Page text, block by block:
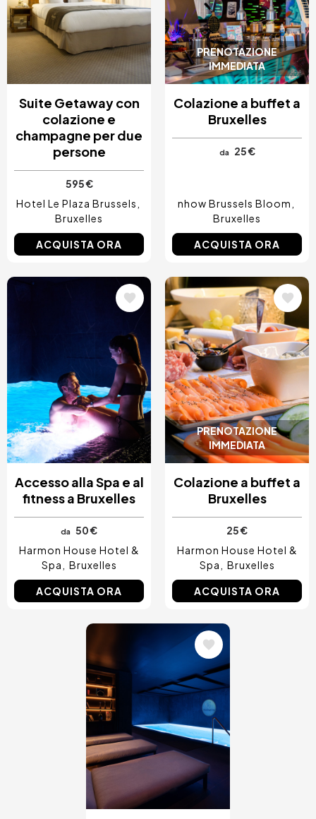
Suite Getaway con
colazione e
champagne per due
persone
595 €
Hotel Le Plaza Brussels
Bruxelles
ACQUISTA ORA
PRENOTAZIONE
IMMEDIATA
Colazione a buffet a
Bruxelles
da 25 €
nhow Brussels Bloom
Bruxelles
ACQUISTA ORA
Accesso alla Spa e al
fitness a Bruxelles
da 50 €
Harmon House Hotel &
Spa
Bruxelles
ACQUISTA ORA
PRENOTAZIONE
IMMEDIATA
Immagine
Colazione a buffet a
Bruxelles
25 €
Harmon House Hotel &
Spa
Bruxelles
ACQUISTA ORA
Immagine